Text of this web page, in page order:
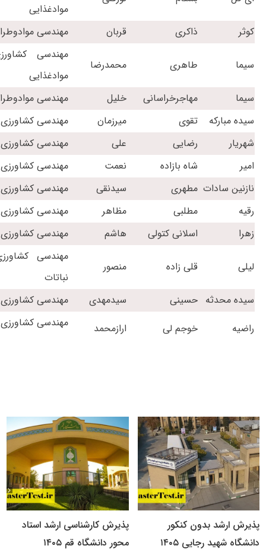
موادغذایی
کوثر
ذاکری قربان مهندسی
سیما طاهری محمدرضا
مهندسی
موادغذایی
سیما
مهاجرخراسانی خلیل
مهندسی
سیده مبارکه
تقوی میرزمان
مهندسی
شهریار
رضایی علی
مهندسی
امیر
شاه بازاده نعمت
مهندسی
نازنین سادات مطهری سیدنقی
مهندسی
رقیه
مطلبی مظاهر
مهندسی
زهرا
اسلانی کتولی هاشم مهندسی
لیلی قلی زاده منصور
مهندسی
نباتات
سیده محدثه حسینی سیدمهدی
مهندسی
راضیه
خوجم لی ارازمحمد مهندسی
پذیرش ارشد بدون کنکور
دانشگاه شهید رجایی ۱۴۰۵
پذیرش کارشناسی ارشد استاد
محور دانشگاه قم ۱۴۰۵